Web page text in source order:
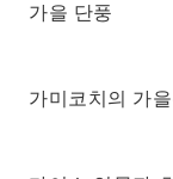
가을 단풍
가미코치의 가